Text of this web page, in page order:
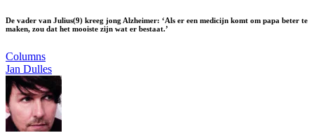
De vader van Julius(9) kreeg jong Alzheimer: ‘Als er een medicijn komt om papa beter te
maken, zou dat het mooiste zijn wat er bestaat.’
Columns
Jan Dulles